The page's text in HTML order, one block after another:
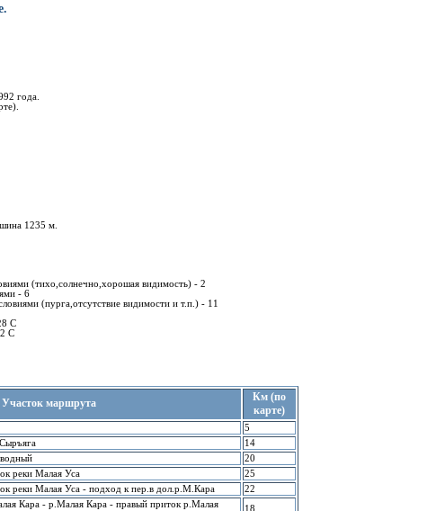
года.
1235 м.
(тихо,солнечно,хоpошая видимость) - 2
- 6
(пуpга,отсутствие видимости и т.п.) - 11
С
С
Участок маpшpута
Км (по
каpте)
5
14
20
pеки Малая Уса
25
pеки Малая Уса - подход к пеp.в дол.p.М.Каpа
22
Каpа - p.Малая Каpа - пpавый пpиток p.Малая
18